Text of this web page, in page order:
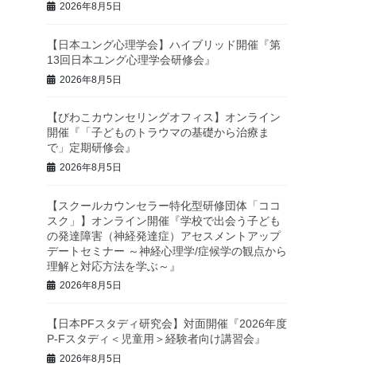
2026年8月5日
【日本ユング心理学会】ハイブリッド開催『第
13回日本ユング心理学会研修会』
2026年8月5日
【びわこカウンセリングオフィス】オンライン
開催『「子どものトラウマの基礎から治療ま
で」定期研修会』
2026年8月5日
【スクールカウンセラー特化型研修団体「ココ
スク」】オンライン開催『学校で出会う子ども
の発達障害（神経発達症）アセスメントアップ
デートセミナー ～神経心理学/症候学の観点から
理解と対応方法を学ぶ～』
2026年8月5日
【日本PFスタディ研究会】対面開催『2026年度
P-Fスタディ＜児童用＞経験者向け講習会』
2026年8月5日